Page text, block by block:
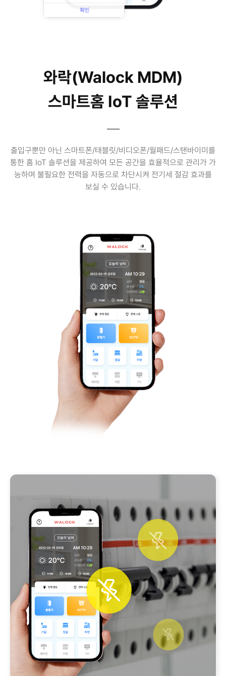
와락(Walock MDM)
스마트홈 IoT 솔루션
출입구뿐만 아닌 스마트폰/태블릿/비디오폰/월패드/스탠바이미를
통한 홈 IoT 솔루션을 제공하여 모든 공간을 효율적으로 관리가 가
능하며 불필요한 전력을 자동으로 차단시켜 전기세 절감 효과를
보실 수 있습니다.